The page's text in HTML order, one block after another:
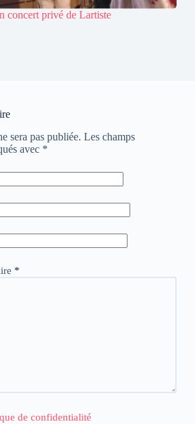
concert privé de Lartiste
sera pas publiée. Les champs
avec *
*
de confidentialité